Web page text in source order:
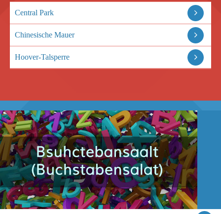
Central Park
Chinesische Mauer
Hoover-Talsperre